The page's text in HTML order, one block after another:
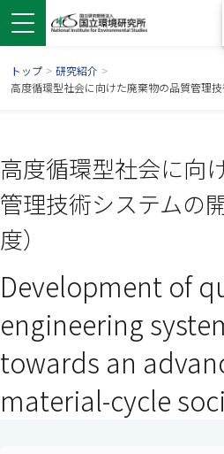
ウで開きます）
ンドウで開きます）
ウインドウで開きます）
トップ > 研究紹介 >
高度循環型社会に向けた廃棄物の品質管理
高度循環型社会に向
管理技術システムの
度）
Development of
engineering
towards an
material-cycle